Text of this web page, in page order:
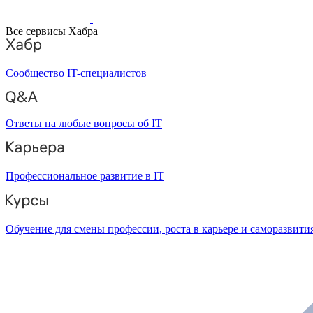
Все сервисы Хабра
Сообщество IT-специалистов
Ответы на любые вопросы об IT
Профессиональное развитие в IT
Обучение для смены профессии, роста в карьере и